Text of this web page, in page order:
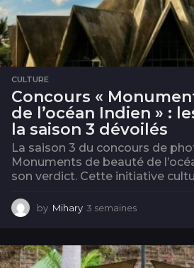
CULTURE
Concours «
de l’océan Indien » :
la saison 3 dévoilés
La saison 3 du concours de
Monuments de beauté de
son verdict. Cette initiative
by Mihary 3 semaines
m
a